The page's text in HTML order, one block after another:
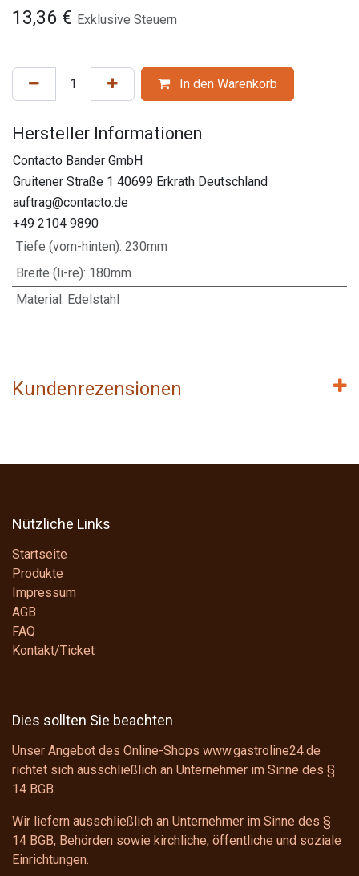
13,36 € Exklusive Steuern
In den Warenkorb
Hersteller Informationen
Contacto Bander GmbH
Gruitener Straße 1 40699 Erkrath Deutschland
auftrag@contacto.de
+49 2104 9890
Tiefe (vorn-hinten): 230mm
Breite (li-re): 180mm
Material: Edelstahl
Kundenrezensionen
Nützliche Links
Startseite
Produkte
Impressum
AGB
FAQ
Kontakt/Ticket
Dies sollten Sie beachten
Unser Angebot des Online-Shops www.gastroline24.de
richtet sich ausschließlich an Unternehmer im Sinne des §
14 BGB.
Wir liefern ausschließlich an Unternehmer im Sinne des §
14 BGB, Behörden sowie kirchliche, öffentliche und soziale
Einrichtungen.